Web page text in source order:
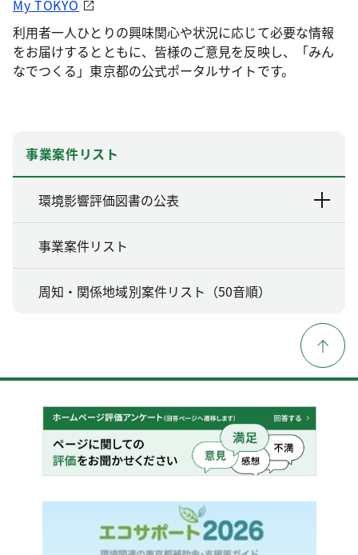
My TOKYO
利用者一人ひとりの興味関心や状況に応じて必要な情報
をお届けするとともに、皆様のご意見を反映し、「みん
なでつくる」東京都の公式ポータルサイトです。
事業案件リスト
環境影響評価図書の公表
事業案件リスト
周知・関係地域別案件リスト（50音順）